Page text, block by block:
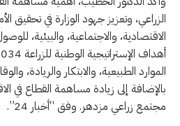
الزراعي، وتعزيز جهود الوزارة في تحقيق
الاقتصادية، والاجتماعية، والبيئية،
الموارد الطبيعية، والابتكار والريادة،
بالإضافة إلى زيادة مساهمة القطاع في
مجتمع زراعي مزدهر. وفق “أخبار 24”.